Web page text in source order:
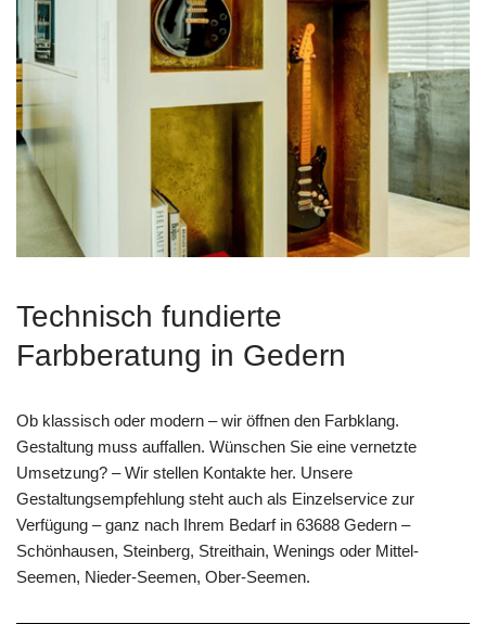
Technisch fundierte
Farbberatung in Gedern
Ob klassisch oder modern – wir öffnen den Farbklang.
Gestaltung muss auffallen. Wünschen Sie eine vernetzte
Umsetzung? – Wir stellen Kontakte her. Unsere
Gestaltungsempfehlung steht auch als Einzelservice zur
Verfügung – ganz nach Ihrem Bedarf in 63688 Gedern –
Schönhausen, Steinberg, Streithain, Wenings oder Mittel-
Seemen, Nieder-Seemen, Ober-Seemen.